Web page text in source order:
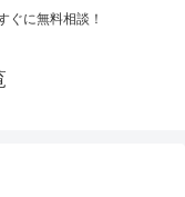
ぐに無料相談！